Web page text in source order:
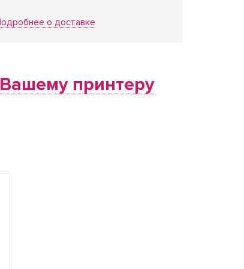
о доставке
Вашему принтеру